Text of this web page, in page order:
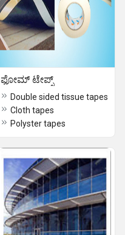
ಫೋಮ್ ಟೇಪ್ಸ್
Double sided tissue tapes
Cloth tapes
Polyster tapes